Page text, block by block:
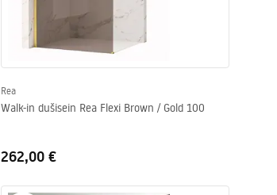
Rea
Walk-in dušisein Rea Flexi Brown / Gold 100
262,00 €